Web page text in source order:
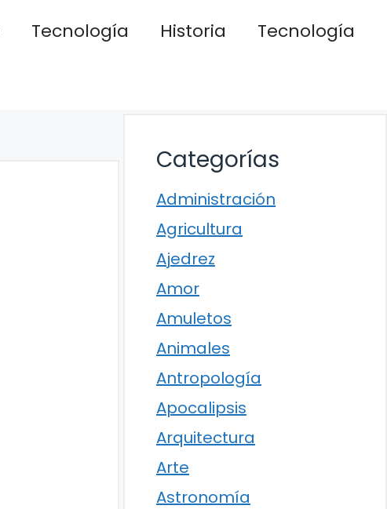
Tecnología Historia
Tecnología
Categorías
Administración
Agricultura
Ajedrez
Amor
Amuletos
Animales
Antropología
Apocalipsis
Arquitectura
Arte
Astronomía